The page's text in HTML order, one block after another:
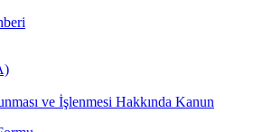
ve İşlenmesi Hakkında Kanun